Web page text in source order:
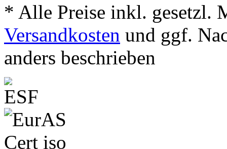
* Alle Preise inkl. gesetzl.
Versandkosten und ggf.
anders beschrieben